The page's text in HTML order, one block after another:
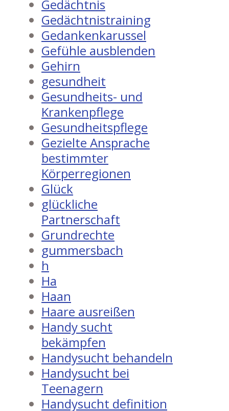
Gedächtnis
Gedächtnistraining
Gedankenkarussel
Gefühle ausblenden
Gehirn
gesundheit
Gesundheits- und
Krankenpflege
Gesundheitspflege
Gezielte Ansprache
bestimmter
Körperregionen
Glück
glückliche
Partnerschaft
Grundrechte
gummersbach
h
Ha
Haan
Haare ausreißen
Handy sucht
bekämpfen
Handysucht behandeln
Handysucht bei
Teenagern
Handysucht definition